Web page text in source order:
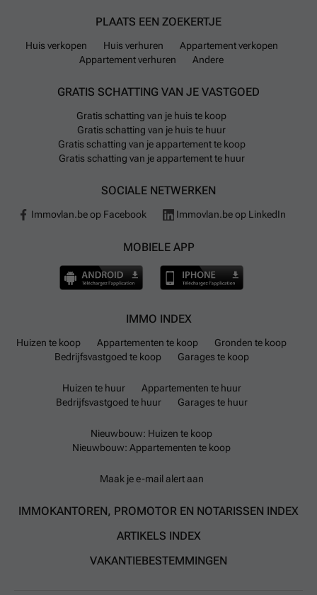
PLAATS EEN ZOEKERTJE
Huis verkopen Huis verhuren
Appartement verkopen
Appartement verhuren
Andere
GRATIS SCHATTING VAN JE VASTGOED
Gratis schatting van je huis te koop
Gratis schatting van je huis te huur
Gratis schatting van je appartement te koop
Gratis schatting van je appartement te huur
SOCIALE NETWERKEN
Immovlan.be op Facebook Immovlan.be op LinkedIn
MOBIELE APP
IMMO INDEX
Huizen te koop Appartementen te koop
Gronden te koop
Bedrijfsvastgoed te koop
Garages te koop
Huizen te huur
Appartementen te huur
Bedrijfsvastgoed te huur
Garages te huur
Nieuwbouw: Huizen te koop
Nieuwbouw: Appartementen te koop
Maak je e-mail alert aan
IMMOKANTOREN, PROMOTOR EN NOTARISSEN INDEX
ARTIKELS INDEX
VAKANTIEBESTEMMINGEN